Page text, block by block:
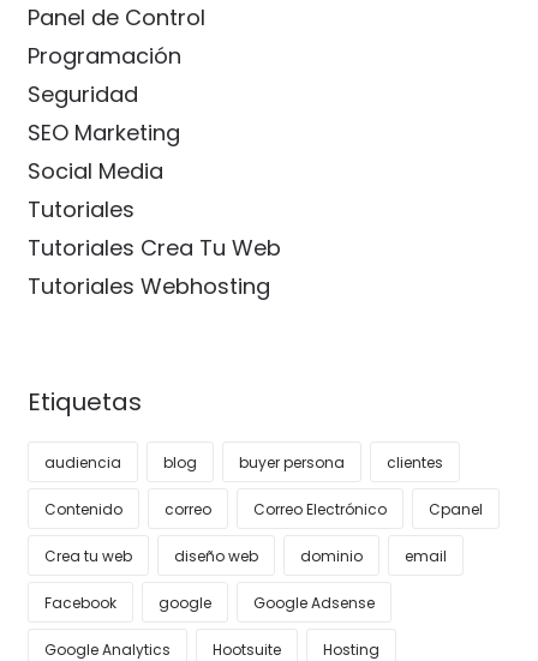
Panel de Control
Programación
Seguridad
SEO Marketing
Social Media
Tutoriales
Tutoriales Crea Tu Web
Tutoriales Webhosting
Etiquetas
audiencia blog buyer persona clientes
Contenido correo Correo Electrónico Cpanel
Crea tu web diseño web dominio email
Facebook google Google Adsense
Google Analytics Hootsuite Hosting